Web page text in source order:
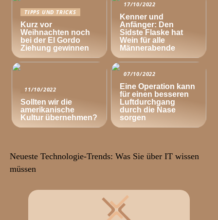
TIPPS UND TRICKS
Kurz vor
Weihnachten noch
bei der El Gordo
Ziehung gewinnen
17/10/2022
Kenner und
Anfänger: Den
Sidste Flaske hat
Wein für alle
Männerabende
11/10/2022
Sollten wir die
amerikanische
Kultur übernehmen?
07/10/2022
Eine Operation kann
für einen besseren
Luftdurchgang
durch die Nase
sorgen
Neueste Technologie-Trends: Was Sie über IT wissen
müssen